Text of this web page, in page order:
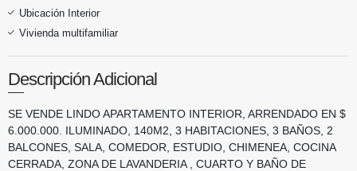
Ubicación Interior
Vivienda multifamiliar
Descripción Adicional
SE VENDE LINDO APARTAMENTO INTERIOR, ARRENDADO EN $
6.000.000. ILUMINADO, 140M2, 3 HABITACIONES, 3 BAÑOS, 2
BALCONES, SALA, COMEDOR, ESTUDIO, CHIMENEA, COCINA
CERRADA, ZONA DE LAVANDERIA , CUARTO Y BAÑO DE